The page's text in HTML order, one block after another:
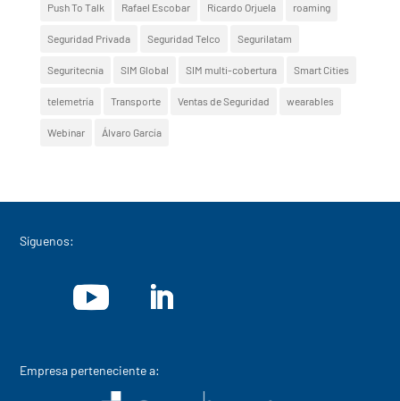
Push To Talk Rafael Escobar Ricardo Orjuela roaming
Seguridad Privada Seguridad Telco Segurilatam
Seguritecnia SIM Global SIM multi-cobertura Smart Cities
telemetría Transporte Ventas de Seguridad wearables
Webinar Álvaro García
Síguenos:
Empresa perteneciente a: